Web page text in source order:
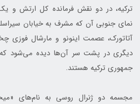
ترکیه، در دو نقش فرمانده کل ارتش و
آتاتورک، عصمت اینونو و مارشال فوزی
دیگری در پشت سر آن‌ها دیده می‌شود که
جمهوری ترکیه هستند.
مجسمه‌ دو ژنرال روسی به نام‌های